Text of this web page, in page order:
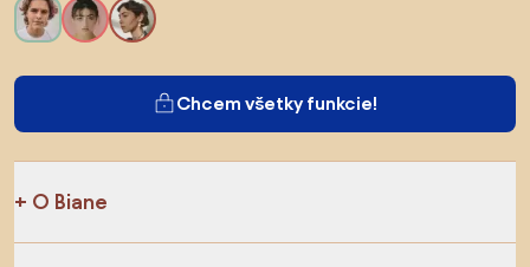
Chcem všetky funkcie!
O Biane